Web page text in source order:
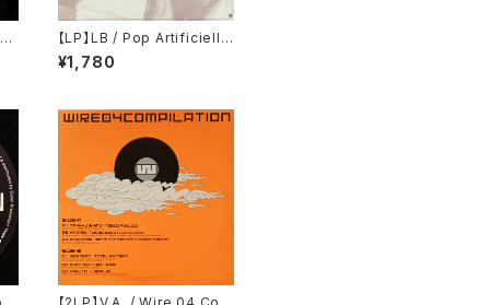
【LP】LB / Pop Artificielle
(KK Records) ‎(KK141)
¥1,780